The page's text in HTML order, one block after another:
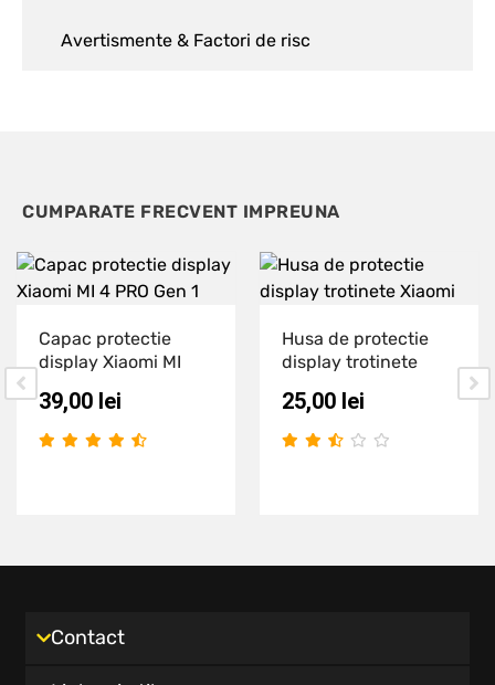
Avertismente & Factori de risc
CUMPARATE FRECVENT IMPREUNA
Capac protectie
display Xiaomi MI
39,00 lei
Husa de protectie
display trotinete
25,00 lei
Contact